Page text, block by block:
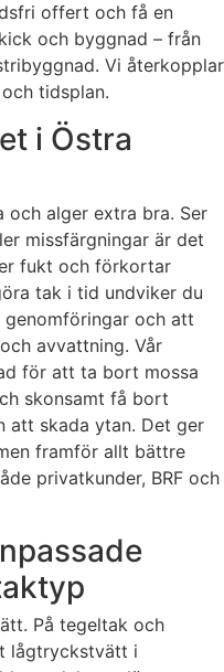
offert och få en
och byggnad – från
Vi återkopplar
tidsplan.
i Östra
och alger extra bra. Ser
missfärgningar är det
fukt och förkortar
tak i tid undviker du
och att
avvattning. Vår
för att ta bort mossa
skonsamt få bort
att skada ytan. Det ger
framför allt bättre
privatkunder, BRF och
På tegeltak och
lågtryckstvätt i